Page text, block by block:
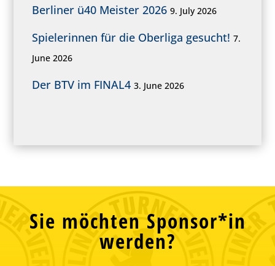
Berliner ü40 Meister 2026 9. July 2026
Spielerinnen für die Oberliga gesucht! 7.
June 2026
Der BTV im FINAL4 3. June 2026
Sie möchten Sponsor*in
werden?